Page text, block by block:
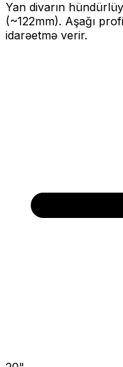
Yan divarın
(~122mm). Aşağı
idarəetmə verir.